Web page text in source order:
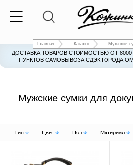
Главная Каталог Мужские
ДОСТАВКА ТОВАРОВ СТОИМОСТЬЮ ОТ 8000
ПУНКТОВ САМОВЫВОЗА СДЭК ГОРОДА
Мужские сумки для
Тип Цвет Пол Материал